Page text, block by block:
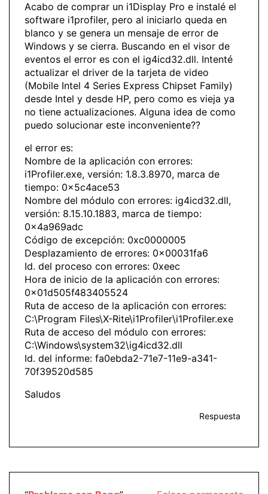
Acabo de comprar un i1Display Pro e instalé el
software i1profiler, pero al iniciarlo queda en
blanco y se genera un mensaje de error de
Windows y se cierra. Buscando en el visor de
eventos el error es con el ig4icd32.dll. Intenté
actualizar el driver de la tarjeta de video
(Mobile Intel 4 Series Express Chipset Family)
desde Intel y desde HP, pero como es vieja ya
no tiene actualizaciones. Alguna idea de como
puedo solucionar este inconveniente??
el error es:
Nombre de la aplicación con errores:
i1Profiler.exe, versión: 1.8.3.8970, marca de
tiempo: 0x5c4ace53
Nombre del módulo con errores: ig4icd32.dll,
versión: 8.15.10.1883, marca de tiempo:
0x4a969adc
Código de excepción: 0xc0000005
Desplazamiento de errores: 0x00031fa6
Id. del proceso con errores: 0xeec
Hora de inicio de la aplicación con errores:
0x01d505f483405524
Ruta de acceso de la aplicación con errores:
C:\Program Files\X-Rite\i1Profiler\i1Profiler.exe
Ruta de acceso del módulo con errores:
C:\Windows\system32\ig4icd32.dll
Id. del informe: fa0ebda2-71e7-11e9-a341-
70f39520d585
Saludos
Respuesta